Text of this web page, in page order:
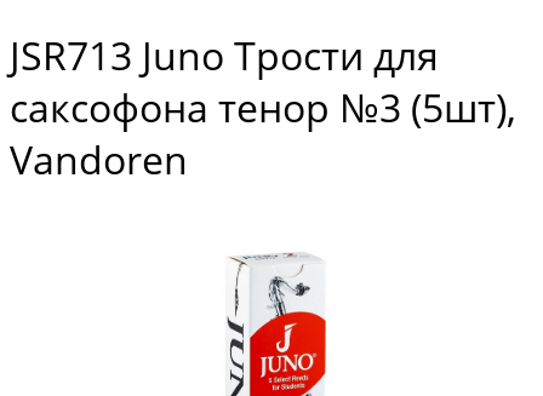
JSR713 Juno Трости для
саксофона тенор №3 (5шт),
Vandoren